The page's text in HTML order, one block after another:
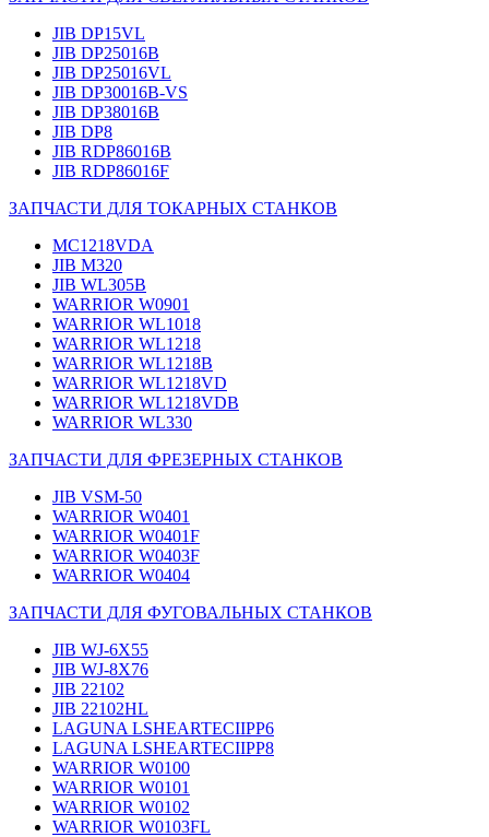
JIB DP15VL
JIB DP25016B
JIB DP25016VL
JIB DP30016B-VS
JIB DP38016B
JIB DP8
JIB RDP86016B
JIB RDP86016F
ЗАПЧАСТИ ДЛЯ ТОКАРНЫХ СТАНКОВ
MC1218VDA
JIB M320
JIB WL305B
WARRIOR W0901
WARRIOR WL1018
WARRIOR WL1218
WARRIOR WL1218B
WARRIOR WL1218VD
WARRIOR WL1218VDB
WARRIOR WL330
ЗАПЧАСТИ ДЛЯ ФРЕЗЕРНЫХ СТАНКОВ
JIB VSM-50
WARRIOR W0401
WARRIOR W0401F
WARRIOR W0403F
WARRIOR W0404
ЗАПЧАСТИ ДЛЯ ФУГОВАЛЬНЫХ СТАНКОВ
JIB WJ-6X55
JIB WJ-8X76
JIB 22102
JIB 22102HL
LAGUNA LSHEARTECIIPP6
LAGUNA LSHEARTECIIPP8
WARRIOR W0100
WARRIOR W0101
WARRIOR W0102
WARRIOR W0103FL